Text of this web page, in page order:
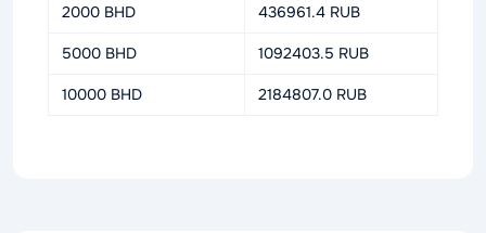
2000 BHD 436961.4 RUB
5000 BHD 1092403.5 RUB
10000 BHD 2184807.0 RUB